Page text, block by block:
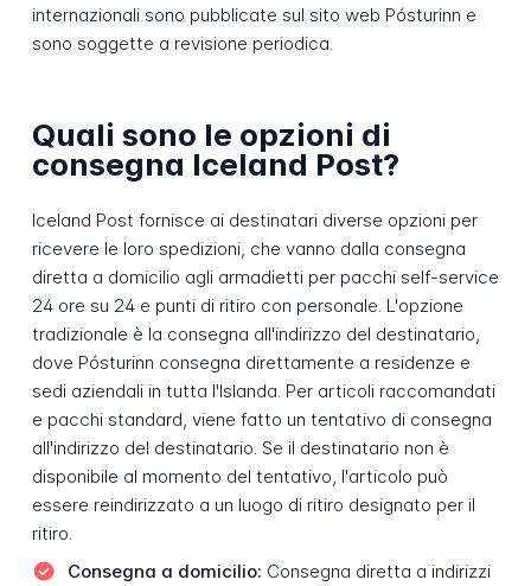
internazionali sono pubblicate sul sito web Pósturinn e
sono soggette a revisione periodica.
Quali sono le opzioni di
consegna Iceland Post?
Iceland Post fornisce ai destinatari diverse opzioni per
ricevere le loro spedizioni, che vanno dalla consegna
diretta a domicilio agli armadietti per pacchi self-service
24 ore su 24 e punti di ritiro con personale. L'opzione
tradizionale è la consegna all'indirizzo del destinatario,
dove Pósturinn consegna direttamente a residenze e
sedi aziendali in tutta l'Islanda. Per articoli raccomandati
e pacchi standard, viene fatto un tentativo di consegna
all'indirizzo del destinatario. Se il destinatario non è
disponibile al momento del tentativo, l'articolo può
essere reindirizzato a un luogo di ritiro designato per il
ritiro.
Consegna a domicilio: Consegna diretta a indirizzi